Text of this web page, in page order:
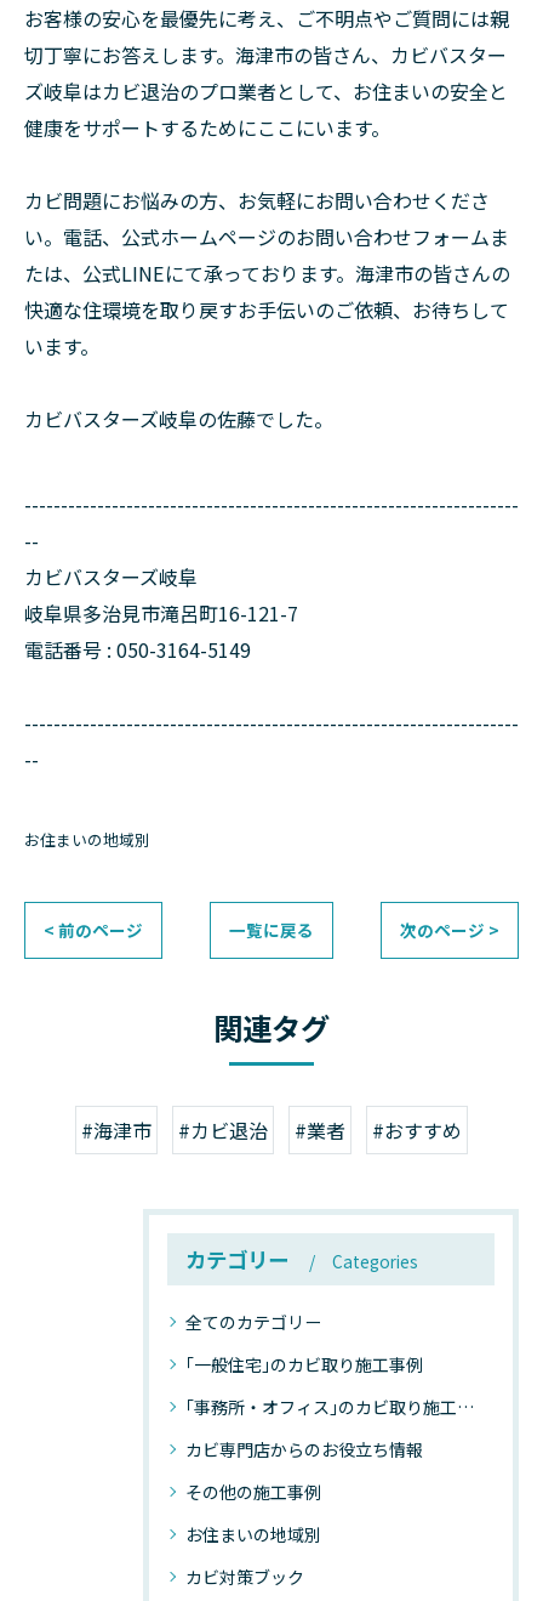
お客様の安心を最優先に考え、ご不明点やご質問には親
切丁寧にお答えします。海津市の皆さん、カビバスター
ズ岐阜はカビ退治のプロ業者として、お住まいの安全と
健康をサポートするためにここにいます。
カビ問題にお悩みの方、お気軽にお問い合わせくださ
い。電話、公式ホームページのお問い合わせフォームま
たは、公式LINEにて承っております。海津市の皆さんの
快適な住環境を取り戻すお手伝いのご依頼、お待ちして
います。
カビバスターズ岐阜の佐藤でした。
--------------------------------------------------------------------
--
カビバスターズ岐阜
岐阜県多治見市滝呂町16-121-7
電話番号 : 050-3164-5149
--------------------------------------------------------------------
--
お住まいの地域別
< 前のページ 一覧に戻る 次のページ >
関連タグ
#海津市 #カビ退治 #業者 #おすすめ
カテゴリー Categories
全てのカテゴリー
｢一般住宅｣のカビ取り施工事例
｢事務所・オフィス｣のカビ取り施工事例
カビ専門店からのお役立ち情報
その他の施工事例
お住まいの地域別
カビ対策ブック